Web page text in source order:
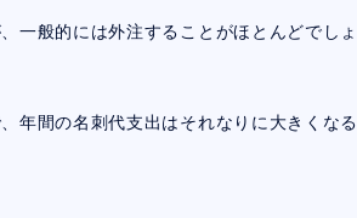
一般的には外注することがほとんどでしょ
年間の名刺代支出はそれなりに大きくなる